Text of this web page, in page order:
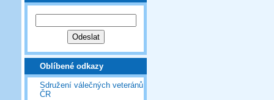
Oblíbené odkazy
Sdružení válečných veteránů
ČR